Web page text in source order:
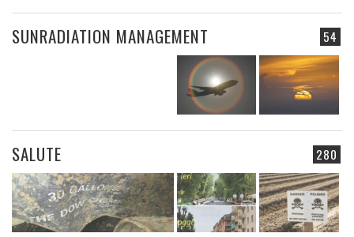
54
SUNRADIATION MANAGEMENT
280
SALUTE